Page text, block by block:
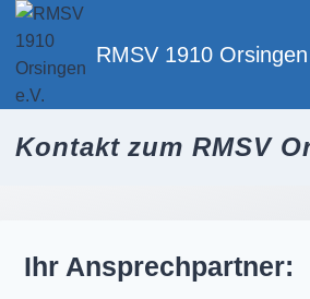
Zum
Inhalt
springen
RMSV 1910
Kontakt zum RMSV
Ihr Ansprechpartner: